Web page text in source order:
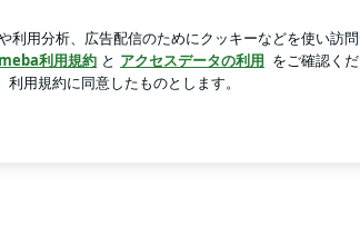
く輝き続けましょう